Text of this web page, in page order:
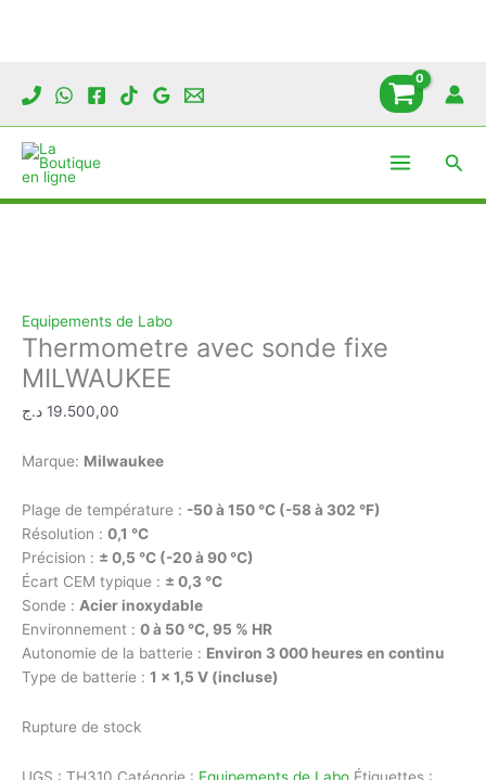
Equipements de Labo
Thermometre avec sonde fixe
MILWAUKEE
19.500,00 د.ج
Marque: Milwaukee
Plage de température : -50 à 150 °C (-58 à 302 °F)
Résolution : 0,1 °C
Précision : ± 0,5 °C (-20 à 90 °C)
Écart CEM typique : ± 0,3 °C
Sonde : Acier inoxydable
Environnement : 0 à 50 °C, 95 % HR
Autonomie de la batterie : Environ 3 000 heures en continu
Type de batterie : 1 x 1,5 V (incluse)
Rupture de stock